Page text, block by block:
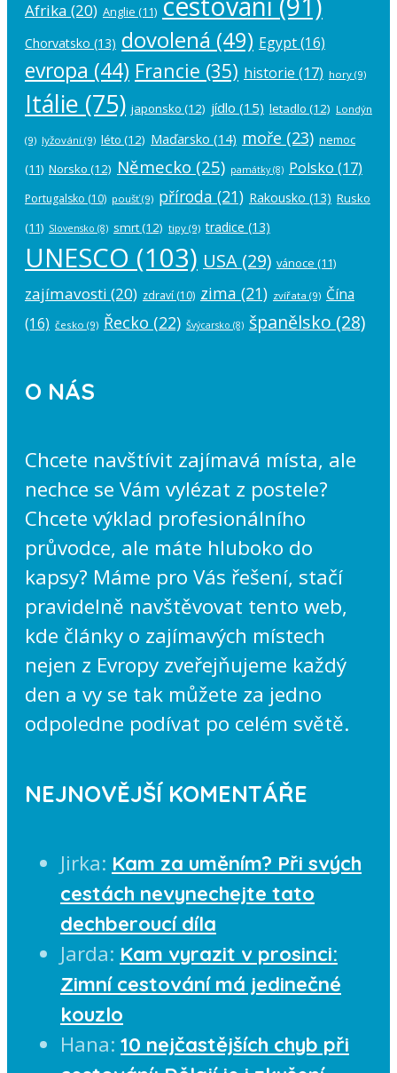
Afrika (20) Anglie (11)
Chorvatsko (13) dovolená (49) Egypt(16)
evropa (44) Francie (35) historie (17) hory (9)
Itálie (75) japonsko (12) jídlo (15) letadlo (12) Londýn
(9) lyžování (9) léto (12) Maďarsko (14) moře (23) nemoc
(11) Norsko (12) Německo (25) památky(8) Polsko (17)
Portugalsko (10) poušť(9) příroda (21) Rakousko (13) Rusko
(11) Slovensko (8) smrt(12) tipy (9) tradice (13)
UNESCO (103) USA (29) vánoce (11)
zajímavosti (20) zdraví (10) zima (21) zvířata (9) Čína
(16) česko (9) Řecko (22) Švýcarsko (8) španělsko (28)
O NÁS
Chcete navštívit zajímavá místa, ale
nechce se Vám vylézat z postele?
Chcete výklad profesionálního
průvodce, ale máte hluboko do
kapsy? Máme pro Vás řešení, stačí
pravidelně navštěvovat tento web,
kde články o zajímavých místech
nejen z Evropy zveřejňujeme každý
den a vy se tak můžete za jedno
odpoledne podívat po celém světě.
NEJNOVĚJŠÍ KOMENTÁŘE
Jirka: Kam za uměním? Při svých
cestách nevynechejte tato
dechberoucí díla
Jarda: Kam vyrazit v prosinci:
Zimní cestování má jedinečné
kouzlo
Hana: 10 nejčastějších chyb při